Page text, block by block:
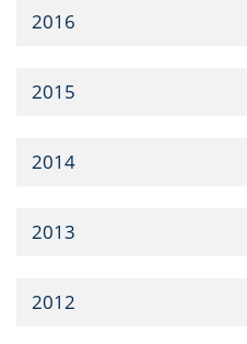
2016
2015
2014
2013
2012